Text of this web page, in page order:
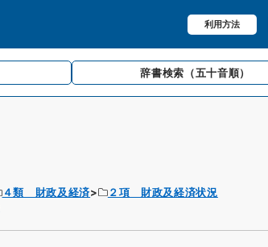
利用方法
辞書検索 （五十音順）
４類 財政及経済
２項 財政及経済状況